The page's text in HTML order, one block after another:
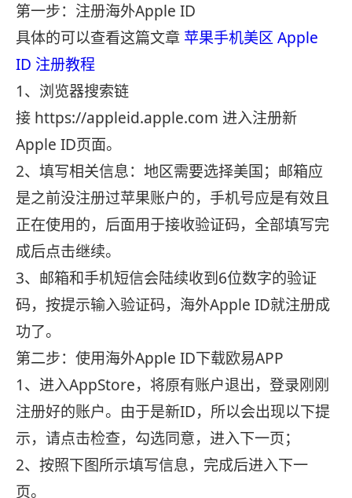
第一步：注册海外Apple ID
具体的可以查看这篇文章 苹果手机美区 Apple
ID 注册教程
1、浏览器搜索链
接 https://appleid.apple.com 进入注册新
Apple ID页面。
2、填写相关信息：地区需要选择美国；邮箱应
是之前没注册过苹果账户的，手机号应是有效且
正在使用的，后面用于接收验证码，全部填写完
成后点击继续。
3、邮箱和手机短信会陆续收到6位数字的验证
码，按提示输入验证码，海外Apple ID就注册成
功了。
第二步：使用海外Apple ID下载欧易APP
1、进入AppStore，将原有账户退出，登录刚刚
注册好的账户。由于是新ID，所以会出现以下提
示，请点击检查，勾选同意，进入下一页；
2、按照下图所示填写信息，完成后进入下一
页。